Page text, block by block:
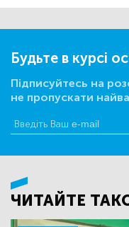
Будьте в курсі
Підписуйтесь на
не пропускати
ЧИТАЙТЕ